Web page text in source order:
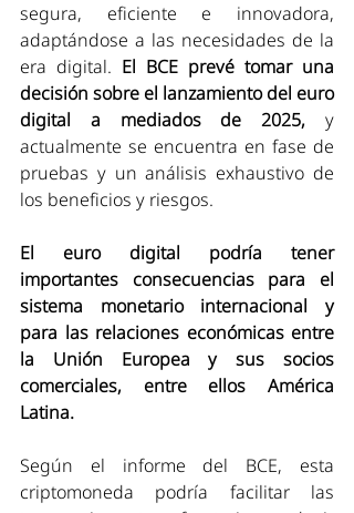
segura, eficiente e innovadora,
adaptándose a las necesidades de la
era digital. El BCE prevé tomar una
decisión sobre el lanzamiento del euro
digital a mediados de 2025, y
actualmente se encuentra en fase de
pruebas y un análisis exhaustivo de
los beneficios y riesgos.
El euro digital podría tener
importantes consecuencias para el
sistema monetario internacional y
para las relaciones económicas entre
la Unión Europea y sus socios
comerciales, entre ellos América
Latina.
Según el informe del BCE, esta
criptomoneda podría facilitar las